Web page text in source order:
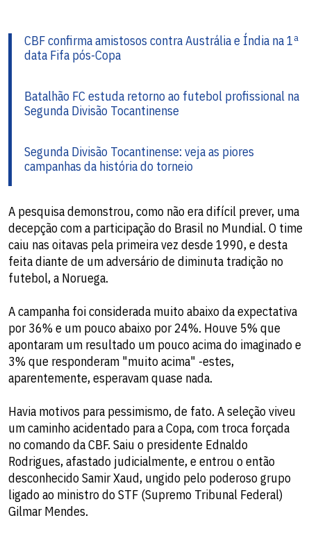
CBF confirma amistosos contra Austrália e Índia na 1ª
data Fifa pós-Copa
Batalhão FC estuda retorno ao futebol profissional na
Segunda Divisão Tocantinense
Segunda Divisão Tocantinense: veja as piores
campanhas da história do torneio
A pesquisa demonstrou, como não era difícil prever, uma
decepção com a participação do Brasil no Mundial. O time
caiu nas oitavas pela primeira vez desde 1990, e desta
feita diante de um adversário de diminuta tradição no
futebol, a Noruega.
A campanha foi considerada muito abaixo da expectativa
por 36% e um pouco abaixo por 24%. Houve 5% que
apontaram um resultado um pouco acima do imaginado e
3% que responderam "muito acima" -estes,
aparentemente, esperavam quase nada.
Havia motivos para pessimismo, de fato. A seleção viveu
um caminho acidentado para a Copa, com troca forçada
no comando da CBF. Saiu o presidente Ednaldo
Rodrigues, afastado judicialmente, e entrou o então
desconhecido Samir Xaud, ungido pelo poderoso grupo
ligado ao ministro do STF (Supremo Tribunal Federal)
Gilmar Mendes.